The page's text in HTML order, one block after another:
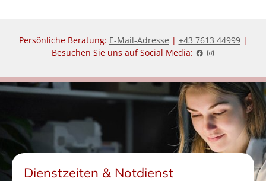
Persönliche Beratung: E-Mail-Adresse | +43 7613 44999|
Besuchen Sie uns auf Social Media:
Dienstzeiten & Notdienst